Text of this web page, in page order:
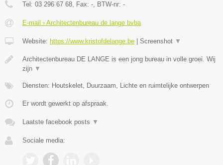
Tel: 03 296 67 68 , Fax: - , BTW-nr: -
E-mail › Architectenbureau de lange bvba
Website: https://www.kristofdelange.be Screenshot ▼
Architectenbureau DE LANGE is een jong bureau in volle groei. Wij
zijn ▼
Diensten: Houtskelet, Duurzaam, Lichte en ruimtelijke ontwerpen
Er wordt gewerkt op afspraak.
Laatste facebook posts ▼
Sociale media: